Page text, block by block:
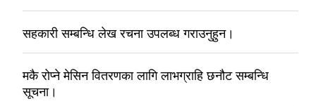
सहकारी सम्बन्धि लेख रचना उपलब्ध गराउनुहुन।
मकै रोप्ने मेसिन वितरणका लागि लाभग्राहि छनौट सम्बन्धि
सूचना।